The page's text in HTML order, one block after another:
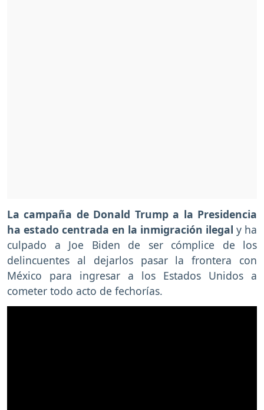
La campaña de Donald Trump a la Presidencia
ha estado centrada en la inmigración ilegal y ha
culpado a Joe Biden de ser cómplice de los
delincuentes al dejarlos pasar la frontera con
México para ingresar a los Estados Unidos a
cometer todo acto de fechorías.